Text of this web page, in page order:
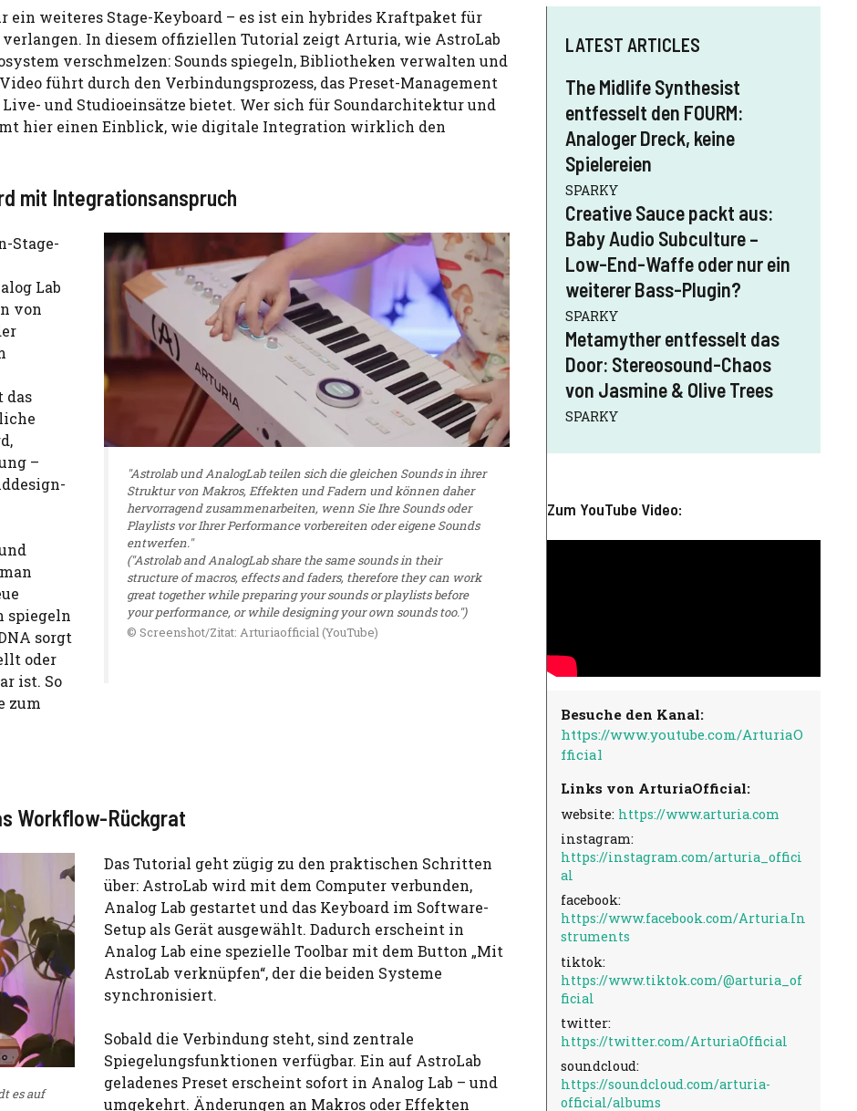
weiteres Stage-Keyboard – es ist ein hybrides Kraftpaket für
In diesem offiziellen Tutorial zeigt Arturia, wie AstroLab
verschmelzen: Sounds spiegeln, Bibliotheken verwalten und
führt durch den Verbindungsprozess, das Preset-Management
und Studioeinsätze bietet. Wer sich für Soundarchitektur und
hier einen Einblick, wie digitale Integration wirklich den
mit Integrationsanspruch
Stage-
Lab
von
das
–
spiegeln
sorgt
oder
ist. So
zum
"Astrolab und AnalogLab teilen sich die gleichen Sounds in ihrer
Struktur von Makros, Effekten und Fadern und können daher
hervorragend zusammenarbeiten, wenn Sie Ihre Sounds oder
Playlists vor Ihrer Performance vorbereiten oder eigene Sounds
entwerfen."
("Astrolab and AnalogLab share the same sounds in their
structure of macros, effects and faders, therefore they can work
great together while preparing your sounds or playlists before
your performance, or while designing your own sounds too.")
© Screenshot/Zitat: Arturiaofficial (YouTube)
Workflow-Rückgrat
es auf
Das Tutorial geht zügig zu den praktischen Schritten
über: AstroLab wird mit dem Computer verbunden,
Analog Lab gestartet und das Keyboard im Software-
Setup als Gerät ausgewählt. Dadurch erscheint in
Analog Lab eine spezielle Toolbar mit dem Button „Mit
AstroLab verknüpfen“, der die beiden Systeme
synchronisiert.
Sobald die Verbindung steht, sind zentrale
Spiegelungsfunktionen verfügbar. Ein auf AstroLab
geladenes Preset erscheint sofort in Analog Lab – und
umgekehrt. Änderungen an Makros oder Effekten
LATEST ARTICLES
The Midlife Synthesist
entfesselt den FOURM:
Analoger Dreck, keine
Spielereien
SPARKY
Creative Sauce packt aus:
Baby Audio Subculture –
Low-End-Waffe oder nur ein
weiterer Bass-Plugin?
SPARKY
Metamyther entfesselt das
Door: Stereosound-Chaos
von Jasmine & Olive Trees
SPARKY
Zum YouTube Video:
Besuche den Kanal:
https://www.youtube.com/ArturiaO
fficial
Links von ArturiaOfficial:
website: https://www.arturia.com
instagram:
https://instagram.com/arturia_offici
al
facebook:
https://www.facebook.com/Arturia.In
struments
tiktok:
https://www.tiktok.com/@arturia_of
ficial
twitter:
https://twitter.com/ArturiaOfficial
soundcloud:
https://soundcloud.com/arturia-
official/albums